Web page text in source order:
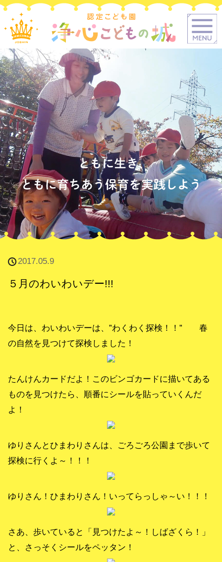
2017.05.9
５月のわいわいデー!!!
今日は、わいわいデーは、”わくわく探検！！” 春
の自然を見つけて探検しました！
たんけんカードだよ！このビンゴカードに描いてある
ものを見つけたら、順番にシールを貼っていくんだ
よ！
ゆりさんとひまわりさんは、ごろごろ公園まで歩いて
探検に行くよ～！！！
ゆりさん！ひまわりさん！いってらっしゃ～い！！！
さあ、歩いていると「見つけたよ～！しばざくら！」
と、さっそくシールをペッタン！